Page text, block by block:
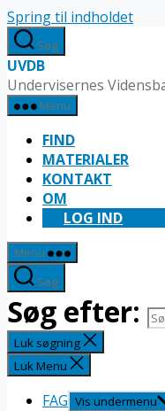
Spring til indholdet
Søg
UVDB
Undervisernes
Menu
FIND
MATERIALER
KONTAKT
OM
LOG IND
Menu
Søg
Søg efter:
Luk søgning
Luk Menu
FAG Vis undermenu